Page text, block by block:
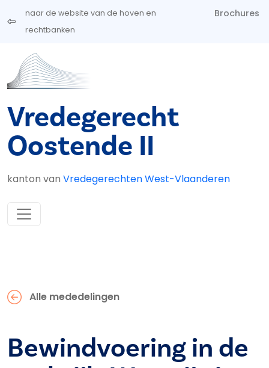
Overslaan en naar de inhoud gaan
naar de website van de hoven en
rechtbanken
Brochures
Vredegerecht
Oostende II
kanton van Vredegerechten West-Vlaanderen
Alle mededelingen
Bewindvoering in de